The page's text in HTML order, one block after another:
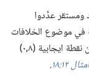
ومستقر عدَّدوا
في موضوع الخلافات
بينهم.‏ اما الذين هم على ابواب الطلاق فذكروا اقل من نقطة ايجابية (‏٨‏,٠)‏
امثال ١٢:‏١٨
‏.‏